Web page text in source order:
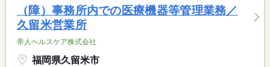
（障）事務所内での医療機器等管理業務／
久留米営業所
帝人ヘルスケア株式会社
福岡県久留米市